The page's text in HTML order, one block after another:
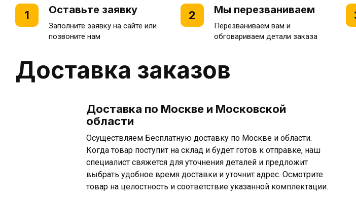
1 Оставьте заявку
Заполните заявку на сайте или
позвоните нам
2 Мы перезваниваем
Перезваниваем вам и
обговариваем детали заказа
Доставка заказов
Доставка по Москве и Московской
области
Осуществляем Бесплатную доставку по Москве и области.
Когда товар поступит на склад и будет готов к отправке, наш
специалист свяжется для уточнения деталей и предложит
выбрать удобное время доставки и уточнит адрес. Осмотрите
товар на целостность и соответствие указанной комплектации.